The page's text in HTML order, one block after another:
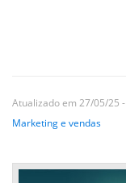
Atualizado em 27/05/25
Marketing e vendas